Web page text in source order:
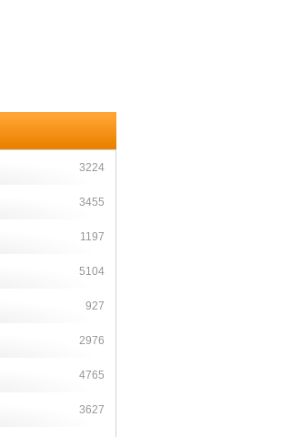
3224
3455
1197
5104
927
2976
4765
3627